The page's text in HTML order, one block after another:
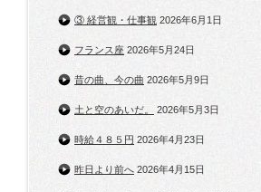
③ 経営観・仕事観 2026年6月1日
フランス座 2026年5月24日
昔の曲、今の曲 2026年5月9日
土と空のあいだ。 2026年5月3日
時給４８５円 2026年4月23日
昨日より前へ 2026年4月15日